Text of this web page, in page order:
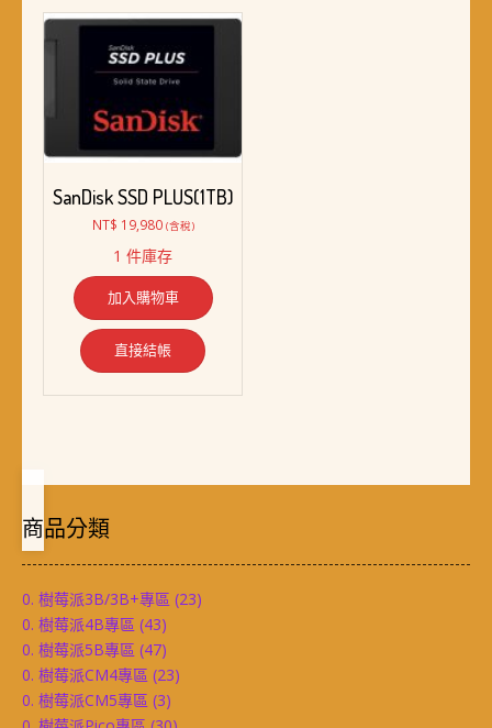
SanDisk SSD PLUS(1TB)
NT$ 19,980 (含稅)
1 件庫存
加入購物車
直接結帳
商品分類
0. 樹莓派3B/3B+專區 (23)
0. 樹莓派4B專區 (43)
0. 樹莓派5B專區 (47)
0. 樹莓派CM4專區 (23)
0. 樹莓派CM5專區 (3)